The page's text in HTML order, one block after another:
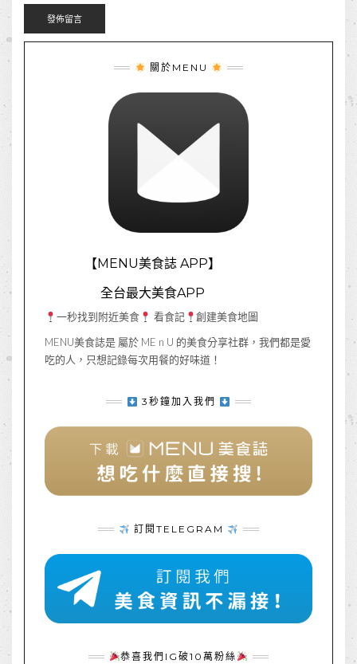
關於MENU
【MENU美食誌 APP】
全台最大美食APP
一秒找到附近美食 看食記
創建美食地圖
MENU美食誌是 屬於 ME n U 的美食分享社群，我們都是愛
吃的人，只想記錄每次用餐的好味道！
3秒鐘加入我們
訂閱TELEGRAM
恭喜我們IG破10萬粉絲